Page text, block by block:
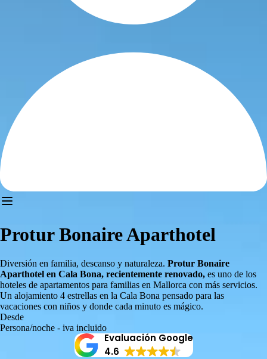
Protur Bonaire Aparthotel
Diversión en familia, descanso y naturaleza. Protur Bonaire
Aparthotel en Cala Bona, recientemente renovado, es uno de los
hoteles de apartamentos para familias en Mallorca con más servicios.
Un alojamiento 4 estrellas en la Cala Bona pensado para las
vacaciones con niños y donde cada minuto es mágico.
Desde
Persona/noche - iva incluido
Evaluación Google
4.6